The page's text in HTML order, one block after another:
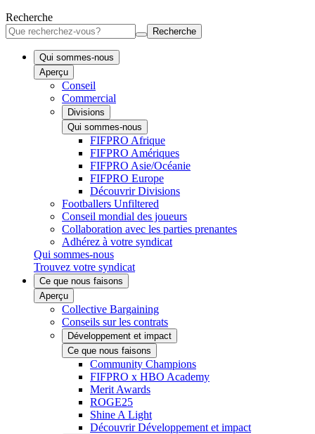
Recherche
Recherche
Qui sommes-nous
Aperçu
Conseil
Commercial
Divisions
Qui sommes-nous
FIFPRO Afrique
FIFPRO Amériques
FIFPRO Asie/Océanie
FIFPRO Europe
Découvrir Divisions
Footballers Unfiltered
Conseil mondial des joueurs
Collaboration avec les parties prenantes
Adhérez à votre syndicat
Qui sommes-nous
Trouvez votre syndicat
Ce que nous faisons
Aperçu
Collective Bargaining
Conseils sur les contrats
Développement et impact
Ce que nous faisons
Community Champions
FIFPRO x HBO Academy
Merit Awards
ROGE25
Shine A Light
Découvrir Développement et impact